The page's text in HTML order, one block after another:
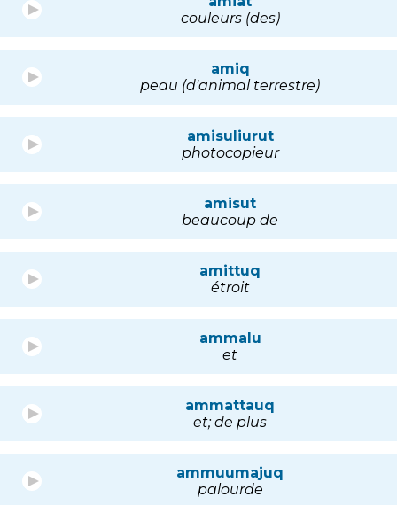
couleurs (des)
amiq
peau (d'animal terrestre)
amisuliurut
photocopieur
amisut
beaucoup de
amittuq
étroit
ammalu
et
ammattauq
et; de plus
ammuumajuq
palourde